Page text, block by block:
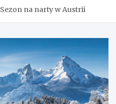
Sezon na narty w Austrii